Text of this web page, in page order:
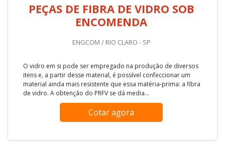
PEÇAS DE FIBRA DE VIDRO SOB
ENCOMENDA
ENGCOM / RIO CLARO - SP
O vidro em si pode ser empregado na produção de diversos
itens e, a partir desse material, é possível confeccionar um
material ainda mais resistente que essa matéria-prima: a fibra
de vidro. A obtenção do PRFV se dá media...
Cotar agora